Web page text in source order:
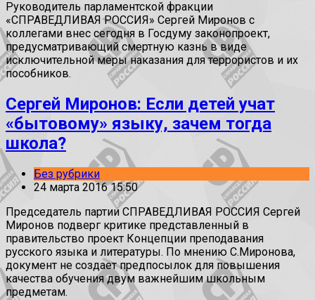
Руководитель парламентской фракции
«СПРАВЕДЛИВАЯ РОССИЯ» Сергей Миронов с
коллегами внес сегодня в Госдуму законопроект,
предусматривающий смертную казнь в виде
исключительной меры наказания для террористов и их
пособников.
Сергей Миронов: Если детей учат
«бытовому» языку, зачем тогда
школа?
Без рубрики
24 марта 2016 15:50
Председатель партии СПРАВЕДЛИВАЯ РОССИЯ Сергей
Миронов подверг критике представленный в
правительство проект Концепции преподавания
русского языка и литературы. По мнению С.Миронова,
документ не создает предпосылок для повышения
качества обучения двум важнейшим школьным
предметам.